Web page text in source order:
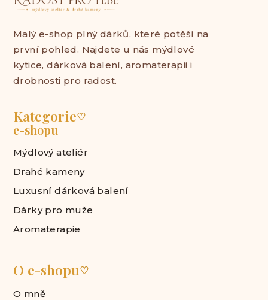
Malý e-shop plný dárků, které potěší na
první pohled. Najdete u nás mýdlové
kytice, dárková balení, aromaterapii i
drobnosti pro radost.
Kategorie♡
e-shopu
Mýdlový ateliér
Drahé kameny
Luxusní dárková balení
Dárky pro muže
Aromaterapie
O e-shopu♡
O mně